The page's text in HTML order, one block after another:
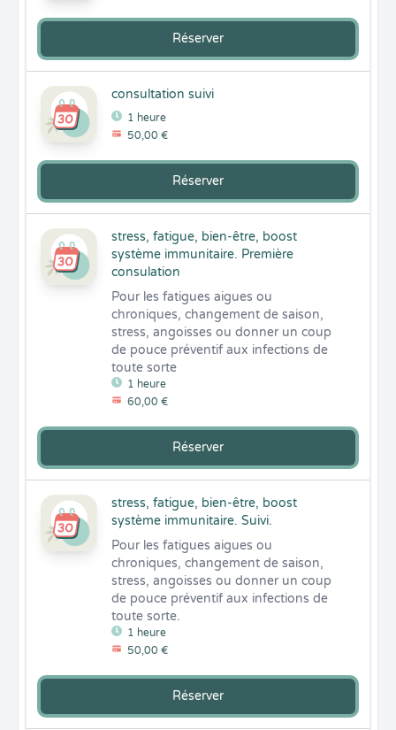
Réserver
consultation suivi
1 heure
50,00 €
Réserver
stress, fatigue, bien-être, boost
système immunitaire. Première
consulation
1 heure
60,00 €
Pour les fatigues aigues ou
chroniques, changement de saison,
stress, angoisses ou donner un coup
de pouce préventif aux infections de
toute sorte
Réserver
stress, fatigue, bien-être, boost
système immunitaire. Suivi.
1 heure
50,00 €
Pour les fatigues aigues ou
chroniques, changement de saison,
stress, angoisses ou donner un coup
de pouce préventif aux infections de
toute sorte.
Réserver